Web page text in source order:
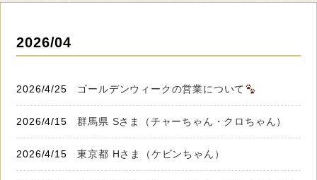
2026/04
2026/4/25 ゴールデンウィークの営業について
2026/4/15 群馬県 Sさま（チャーちゃん・クロちゃん）
2026/4/15 東京都 Hさま（ケビンちゃん）